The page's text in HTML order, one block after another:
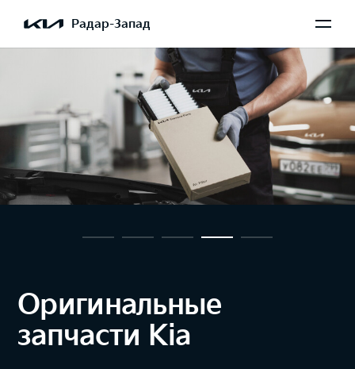
Радар-Запад
Оригинальные
запчасти Kia